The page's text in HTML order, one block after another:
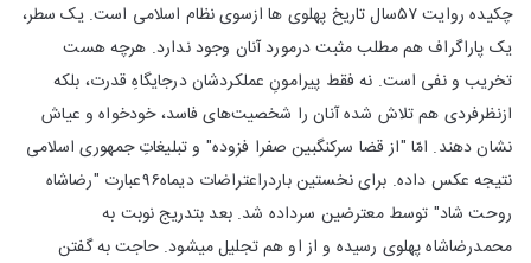
چکیده روایت ۵۷سال تاریخ پهلوی ها ازسوی نظام اسلامی است. یک سطر،
یک پاراگراف هم مطلب مثبت درمورد آنان وجود ندارد. هرچه هست
تخریب و نفی است. نه فقط پیرامونِ عملکردشان درجایگاهِ قدرت، بلکه
ازنظرفردی هم تلاش شده آنان را شخصیت‌های فاسد، خودخواه و عیاش
نشان دهند. امّا "از قضا سرکنگبین صفرا فزوده" و تبلیغاتِ جمهوری اسلامی
نتیجه عکس داده. برای نخستین باردراعتراضات دیماه۹۶عبارت "رضاشاه
روحت شاد" توسط معترضین سرداده شد. بعد بتدریج نوبت به
محمدرضاشاه پهلوی رسیده و از او هم تجلیل میشود. حاجت به گفتن